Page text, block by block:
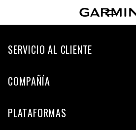
SERVICIO AL CLIENTE
COMPAÑÍA
PLATAFORMAS